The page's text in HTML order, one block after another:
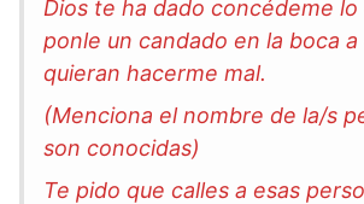
Dios te ha dado concédeme
ponle un candado en la boca a
quieran hacerme mal.
(Menciona el nombre de la/s
son conocidas)
Te pido que calles a esas